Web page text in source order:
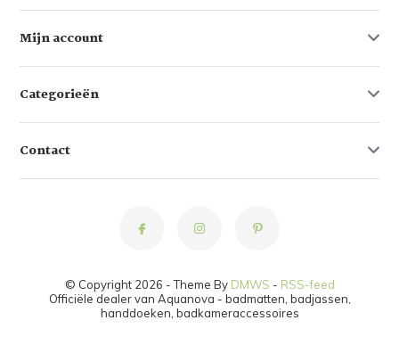
Mijn account
Categorieën
Contact
© Copyright 2026 - Theme By DMWS - RSS-feed
Officiële dealer van Aquanova - badmatten, badjassen,
handdoeken, badkameraccessoires